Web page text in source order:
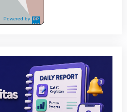
Powered by
DaysPedia.c